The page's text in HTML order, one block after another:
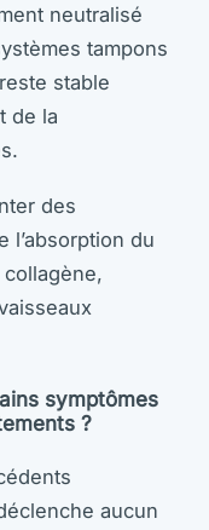
neutralisé
tampons
stable
de la
des
l’absorption du
symptômes
?
aucun